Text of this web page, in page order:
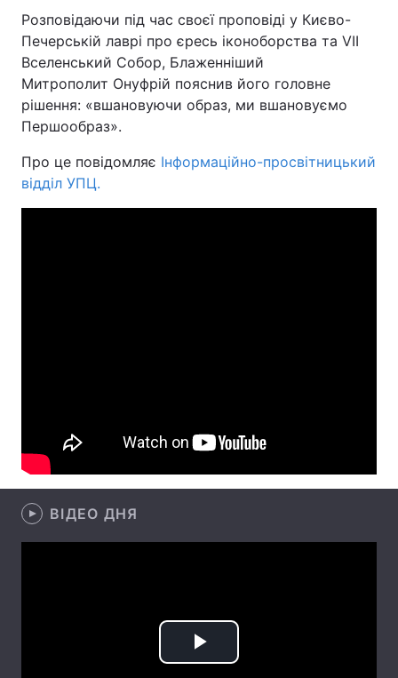
Головна Війна
Економіка
Лонгріди
Відео з Youtube
Розповідаючи під час своєї проповіді у Києво-
Печерській лаврі про єресь іконоборства та VII
Вселенський Собор, Блаженніший
Митрополит Онуфрій пояснив його головне
рішення: «вшановуючи образ, ми вшановуємо
Першообраз».
Про це повідомляє Інформаційно-просвітницький
відділ УПЦ.
ВІДЕО ДНЯ
Play